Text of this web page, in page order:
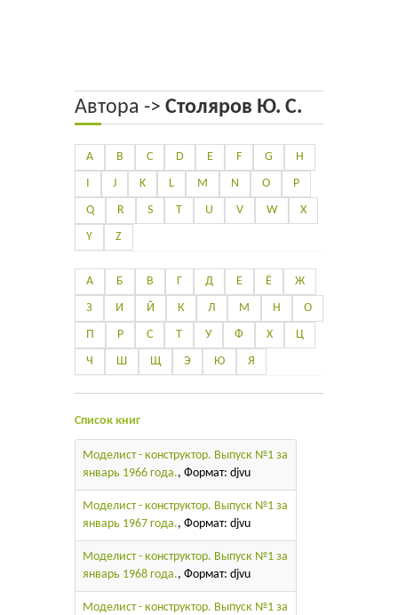
Автора -> Столяров Ю. С.
A B C D E F G
H
I
J K L M N O
P
Q
R S T U V W
X
Y
Z
А Б В Г Д Е Ё
Ж
З
И Й К Л М Н
О
П
Р С Т У Ф Х
Ц
Ч
Ш Щ Э Ю Я
Список книг
Моделист - конструктор. Выпуск №1 за
январь 1966 года., Формат: djvu
Моделист - конструктор. Выпуск №1 за
январь 1967 года., Формат: djvu
Моделист - конструктор. Выпуск №1 за
январь 1968 года., Формат: djvu
Моделист - конструктор. Выпуск №1 за